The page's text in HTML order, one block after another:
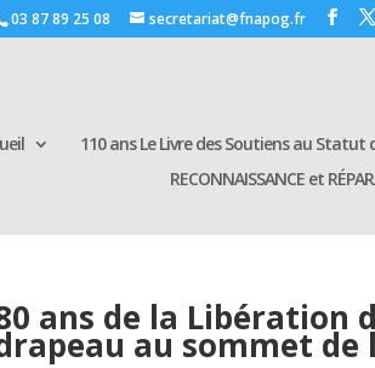
03 87 89 25 08 secretariat@fnapog.fr
110 ans Le Livre des Soutiens au Statut
RECONNAISSANCE et
ans de la Libération
au sommet de